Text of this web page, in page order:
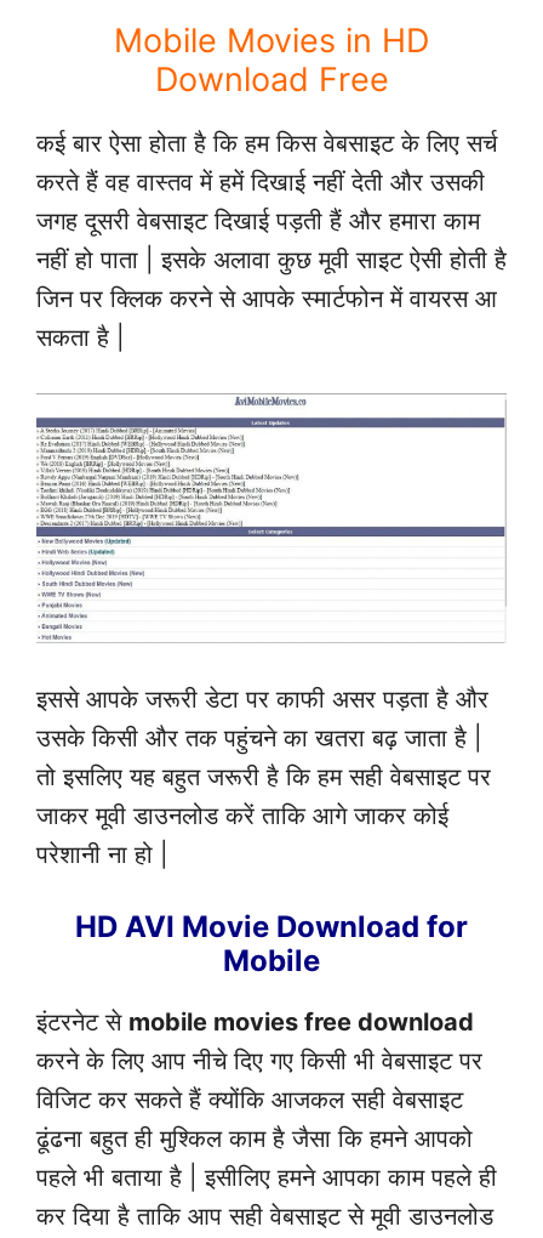
Mobile Movies in HD
Download Free
कई बार ऐसा होता है कि हम किस वेबसाइट के लिए सर्च
करते हैं वह वास्तव में हमें दिखाई नहीं देती और उसकी
जगह दूसरी वेबसाइट दिखाई पड़ती हैं और हमारा काम
नहीं हो पाता | इसके अलावा कुछ मूवी साइट ऐसी होती है
जिन पर क्लिक करने से आपके स्मार्टफोन में वायरस आ
सकता है |
इससे आपके जरूरी डेटा पर काफी असर पड़ता है और
उसके किसी और तक पहुंचने का खतरा बढ़ जाता है |
तो इसलिए यह बहुत जरूरी है कि हम सही वेबसाइट पर
जाकर मूवी डाउनलोड करें ताकि आगे जाकर कोई
परेशानी ना हो |
HD AVI Movie Download for
Mobile
इंटरनेट से mobile movies free download
करने के लिए आप नीचे दिए गए किसी भी वेबसाइट पर
विजिट कर सकते हैं क्योंकि आजकल सही वेबसाइट
ढूंढना बहुत ही मुश्किल काम है जैसा कि हमने आपको
पहले भी बताया है | इसीलिए हमने आपका काम पहले ही
कर दिया है ताकि आप सही वेबसाइट से मूवी डाउनलोड